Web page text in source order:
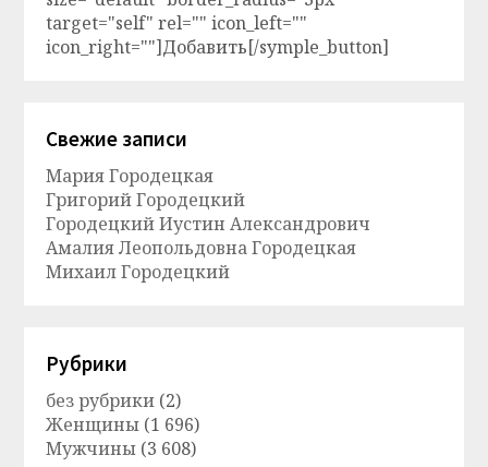
target="self" rel="" icon_left=""
icon_right=""]Добавить[/symple_button]
Свежие записи
Мария Городецкая
Григорий Городецкий
Городецкий Иустин Александрович
Амалия Леопольдовна Городецкая
Михаил Городецкий
Рубрики
без рубрики (2)
Женщины (1 696)
Мужчины (3 608)